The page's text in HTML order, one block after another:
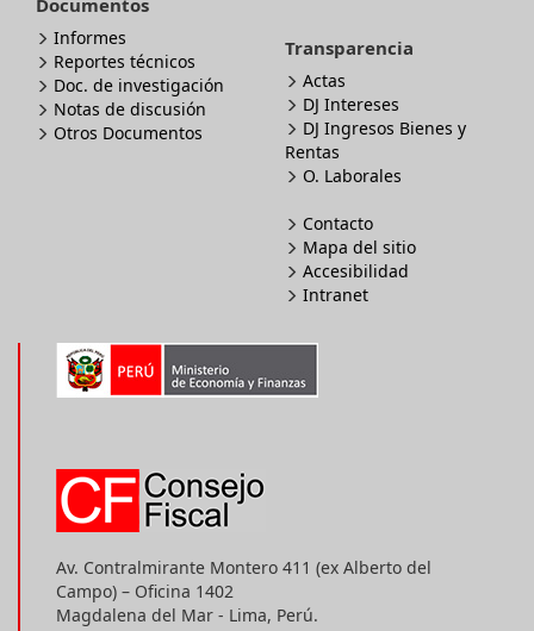
Documentos
Informes
Reportes técnicos
Doc. de investigación
Notas de discusión
Otros Documentos
Transparencia
Actas
DJ Intereses
DJ Ingresos Bienes y
Rentas
O. Laborales
Contacto
Mapa del sitio
Accesibilidad
Intranet
Av. Contralmirante Montero 411 (ex Alberto del
Campo) – Oficina 1402
Magdalena del Mar - Lima, Perú.